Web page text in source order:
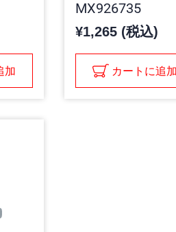
加
MX926735
¥1,265 (税込)
カートに追加